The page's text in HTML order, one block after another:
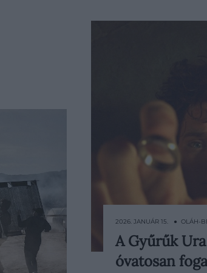
Az utóbbi
érkezik A Gyűrűk
2026. JANUÁR 15. ● OLÁH-
A Gyűrűk
óvatosan